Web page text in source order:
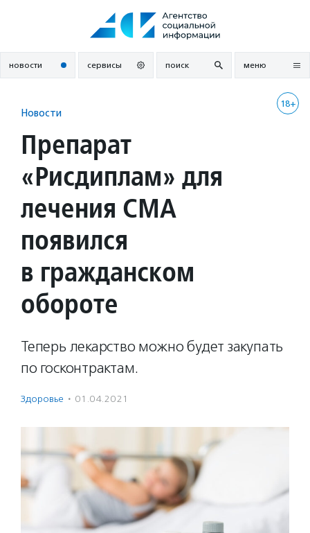
новости сервисы поиск меню
18+
Новости
Препарат
«Рисдиплам» для
лечения СМА
появился
в гражданском
обороте
Теперь лекарство можно будет закупать
по госконтрактам.
Здоровье · 01.04.2021